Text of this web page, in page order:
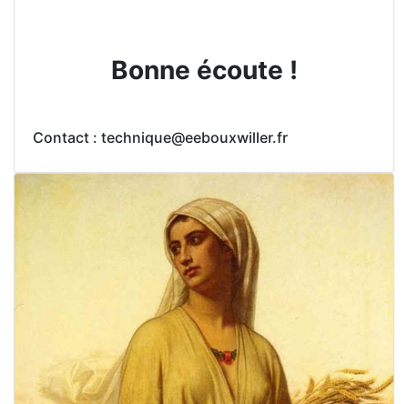
Bonne écoute !
Contact : technique@eebouxwiller.fr